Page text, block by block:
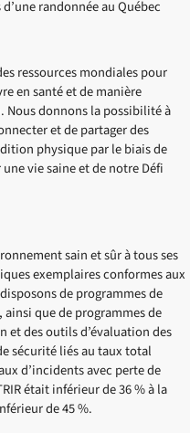
ressources mondiales pour
en santé et de manière
Nous donnons la possibilité à
et de partager des
physique par le biais de
vie saine et de notre Défi
sain et sûr à tous ses
exemplaires conformes aux
de programmes de
que de programmes de
et des outils d’évaluation des
sécurité liés au taux total
d’incidents avec perte de
était inférieur de 36 % à la
de 45 %.